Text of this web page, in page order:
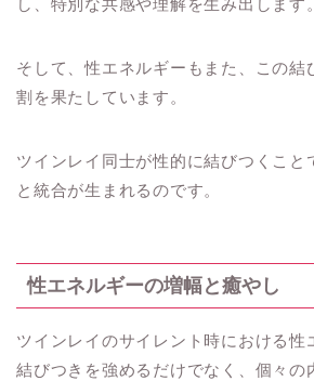
し、特別な共感や理解を生み出します。
そして、性エネルギーもまた、この結
割を果たしています。
ツインレイ同士が性的に結びつくこと
と統合が生まれるのです。
性エネルギーの増幅と癒やし
ツインレイのサイレント時における性
結びつきを強めるだけでなく、個々の